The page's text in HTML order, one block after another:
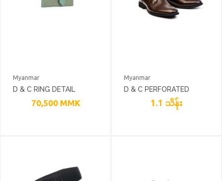
Myanmar
D & C RING DETAIL
WOVEN TEXTILE
70,500 MMK
Myanmar
D & C PERFORATED
ACCENT LACE-UP DERBY
1.1 သိန်း